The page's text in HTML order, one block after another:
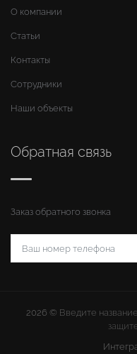
О компании
Статьи
Контакты
Сотрудники
Наши объекты
Обратная связь
Заказ обратного звонка
2026 © Введите